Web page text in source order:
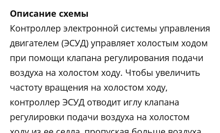
Описание схемы
Контроллер электронной системы управления
двигателем (ЭСУД) управляет холостым ходом
при помощи клапана регулирования подачи
воздуха на холостом ходу. Чтобы увеличить
частоту вращения на холостом ходу,
контроллер ЭСУД отводит иглу клапана
регулировки подачи воздуха на холостом